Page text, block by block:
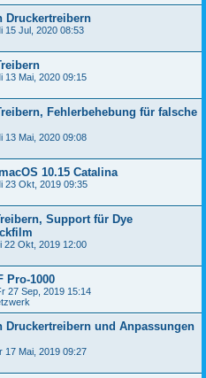
Druckertreibern
15 Jul, 2020 08:53
13 Mai, 2020 09:15
Fehlerbehebung für falsche
13 Mai, 2020 09:08
10.15 Catalina
23 Okt, 2019 09:35
Support für Dye
22 Okt, 2019 12:00
Pro-1000
27 Sep, 2019 15:14
Druckertreibern und Anpassungen
17 Mai, 2019 09:27